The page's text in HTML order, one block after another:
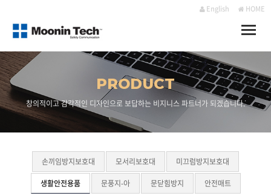
English HOME
Toggle
PRODUCT
창의적이고 감각적인 디자인으로 보답하는 비지니스 파트너가 되겠습니다.
손끼임방지보호대 모서리보호대
미끄럼방지보호대
생활안전용품
문풍지-아 문닫힘방지 안전매트